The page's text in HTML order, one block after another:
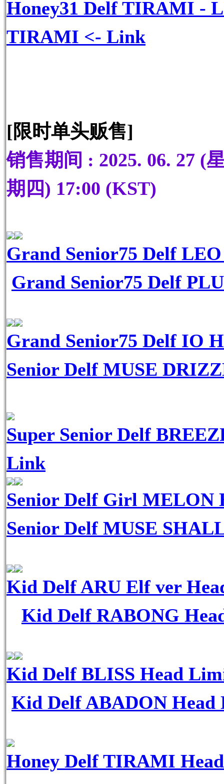
Honey31 Delf TIRAMI -
TIRAMI <- Link
[限时单头贩售]
销售期间 : 2025. 06. 27 (
期四) 17:00 (KST)
Grand Senior75 Delf
Grand Senior75 Delf
Grand Senior75 Delf IO
Senior Delf MUSE
Super Senior Delf
Link
Senior Delf Girl MELON
Senior Delf MUSE
Kid Delf ARU Elf ver
Kid Delf RABONG
Kid Delf BLISS Head
Kid Delf ABADON Head
Honey Delf TIRAMI